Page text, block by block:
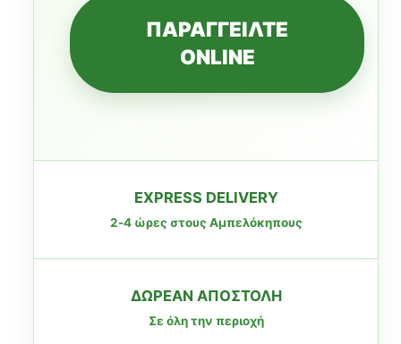
ΠΑΡΑΓΓΕΙΛΤΕ
ONLINE
EXPRESS DELIVERY
2-4 ώρες στους Αμπελόκηπους
ΔΩΡΕΑΝ ΑΠΟΣΤΟΛΗ
Σε όλη την περιοχή